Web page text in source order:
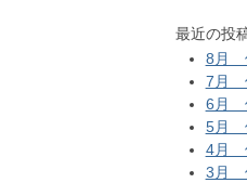
最近の投
8月
7月
6月
5月
4月
3月